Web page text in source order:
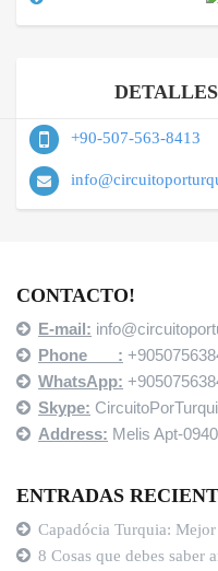
+90-507-563-8413
CONTACTO!
E-mail:
Phone :
WhatsApp:
Skype:
Address: Melis Apt-
ENTRADAS
Capadócia Turquia:
8 Cosas que debes saber